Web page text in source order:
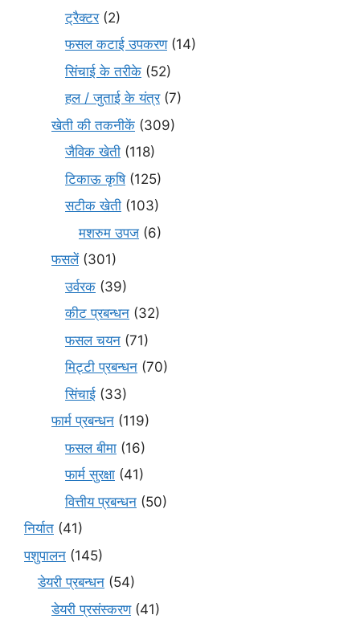
ट्रैक्टर(2)
फसल कटाई उपकरण(14)
सिंचाई के तरीके (52)
हल / जुताई के यंत्र(7)
खेती की तकनीकें (309)
जैविक खेती (118)
टिकाऊ कृषि(125)
सटीक खेती (103)
मशरुम उपज (6)
फसलें(301)
उर्वरक (39)
कीट प्रबन्धन (32)
फसल चयन (71)
मि‌ट्टी प्रबन्धन (70)
सिंचाई (33)
फार्म प्रबन्धन (119)
फसल बीमा (16)
फार्म सुरक्षा (41)
वित्तीय प्रबन्धन (50)
निर्यात (41)
पशुपालन (145)
डेयरी प्रबन्धन (54)
डेयरी प्रसंस्करण(41)